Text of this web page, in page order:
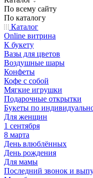
По всему сайту
По каталогу
Каталог
Online витрина
К букету
Вазы для цветов
Воздушные шары
Конфеты
Кофе с собой
Мягкие игрушки
Подарочные открытки
Букеты по
Для женщин
1 сентября
8 марта
День влюблённых
День рождения
Для мамы
Последний звонок и